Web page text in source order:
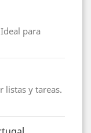
para
listas y tareas.